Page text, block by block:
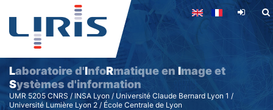
Skip
content
Laboratoire d'InfoRmatique en Image et
Systèmes d'information
UMR 5205 CNRS / INSA Lyon / Université Claude Bernard Lyon 1 /
Université Lumière Lyon 2 / École Centrale de Lyon